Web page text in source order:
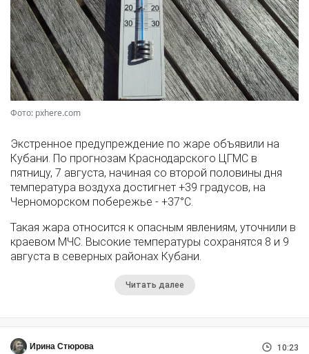
Фото: pxhere.com
Экстренное предупреждение по жаре объявили на
Кубани. По прогнозам Краснодарского ЦГМС в
пятницу, 7 августа, начиная со второй половины дня
температура воздуха достигнет +39 градусов, на
Черноморском побережье - +37°­С.
Такая жара относится к опасным явлениям, уточнили в
краевом МЧС. Высокие температуры сохранятся 8 и 9
августа в северных районах Кубани.
Читать далее
Ирина Стюрова 10:23